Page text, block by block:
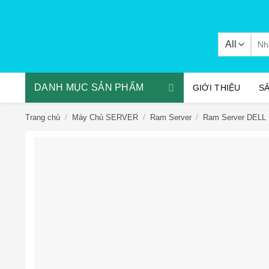
DANH MỤC SẢN PHẨM GIỚI THIỆU
Trang chủ / Máy Chủ SERVER / Ram Server / Ram Server DELL